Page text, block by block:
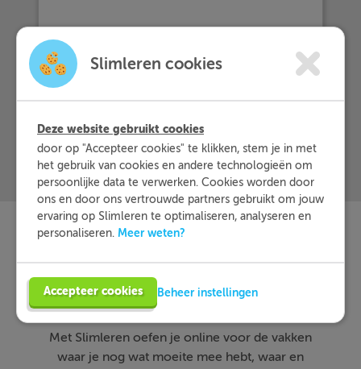
Wat isSlimlerennou
eigenlijk?
Met Slimleren oefen je online voor de vakken
waar je nog wat moeite mee hebt, waar en
Slimleren cookies
Deze website gebruikt cookies
door op "Accepteer cookies" te klikken, stem je in met
het gebruik van cookies en andere technologieën om
persoonlijke data te verwerken. Cookies worden door
ons en door ons vertrouwde partners gebruikt om jouw
ervaring op Slimleren te optimaliseren, analyseren en
personaliseren. Meer weten?
Accepteer cookies Beheer instellingen